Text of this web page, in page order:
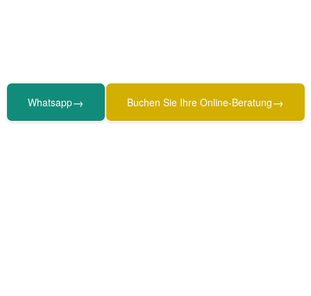
Whatsapp→ Buchen Sie Ihre Online-Beratung→